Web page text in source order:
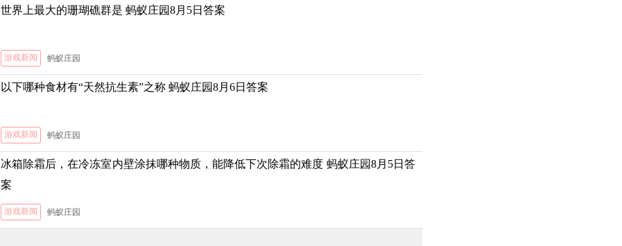
世界上最大的珊瑚礁群是 蚂蚁庄园8月5日答案
游戏新闻 蚂蚁庄园
以下哪种食材有“天然抗生素”之称 蚂蚁庄园8月6日答案
游戏新闻 蚂蚁庄园
冰箱除霜后，在冷冻室内壁涂抹哪种物质，能降低下次除霜的难度 蚂蚁庄园8月5日答
案
游戏新闻 蚂蚁庄园